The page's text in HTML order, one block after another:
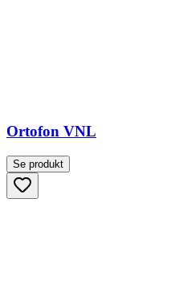
Ortofon VNL
Se produkt